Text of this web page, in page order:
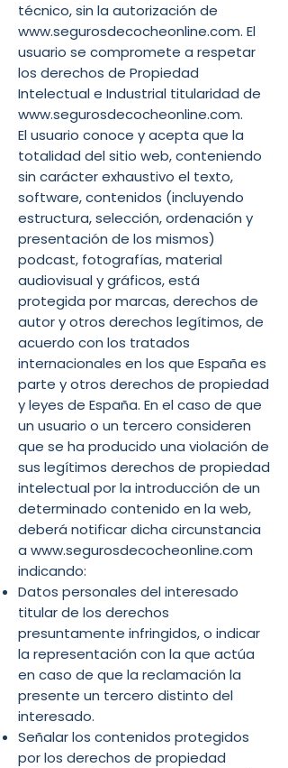
técnico, sin la autorización de
www.segurosdecocheonline.com. El
usuario se compromete a respetar
los derechos de Propiedad
Intelectual e Industrial titularidad de
www.segurosdecocheonline.com.
El usuario conoce y acepta que la
totalidad del sitio web, conteniendo
sin carácter exhaustivo el texto,
software, contenidos (incluyendo
estructura, selección, ordenación y
presentación de los mismos)
podcast, fotografías, material
audiovisual y gráficos, está
protegida por marcas, derechos de
autor y otros derechos legítimos, de
acuerdo con los tratados
internacionales en los que España es
parte y otros derechos de propiedad
y leyes de España. En el caso de que
un usuario o un tercero consideren
que se ha producido una violación de
sus legítimos derechos de propiedad
intelectual por la introducción de un
determinado contenido en la web,
deberá notificar dicha circunstancia
a www.segurosdecocheonline.com
indicando:
Datos personales del interesado
titular de los derechos
presuntamente infringidos, o indicar
la representación con la que actúa
en caso de que la reclamación la
presente un tercero distinto del
interesado.
Señalar los contenidos protegidos
por los derechos de propiedad